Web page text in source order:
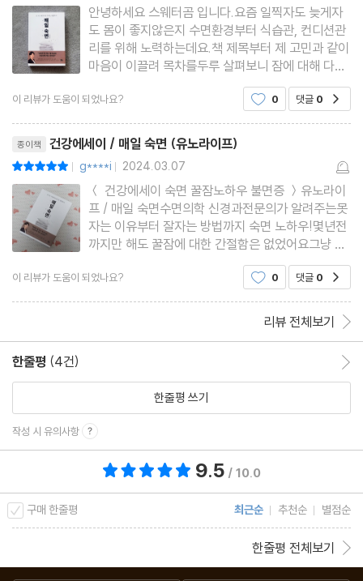
7장 매일 건강한 잠을 위한 수면 처방전
코를 골면 잘 잔다는 착각
다리가 불편해도 뇌의 문제, 하지불안증후군
잠에 예민한 사람을 위한 치료법
스트레스는 수면에도 치명적이다
불면증 환자들의 흔한 오류
감사의 글
참고 문헌
찾아보기
안녕하세요 스웨터곰 입니다.요즘 일찍자도 늦게자
도 몸이 좋지않은지 수면환경부터 식습관, 컨디션관
리를 위해 노력하는데요.책 제목부터 제 고민과 같이
마음이 이끌려 목차를두루 살펴보니 잠에 대해 다양
한 주제로 글을풀어쓰셨더라구요. 불면과 같은 것으
로 아직까지는고생하지 않기에 병원을 찾진 않고 있
어요. 저자는 수면의학
이 리뷰가 도움이 되었나요? 0 댓글 0
종이책 건강에세이 / 매일 숙면 (유노라이프)
| g****i | 2024.03.07
＜ 건강에세이 숙면 꿀잠노하우 불면증 ＞유노라이
프 / 매일 숙면수면의학 신경과전문의가 알려주는못
자는 이유부터 잘자는 방법까지 숙면 노하우!몇년전
까지만 해도 꿀잠에 대한 간절함은 없었어요그냥 잠
이 부족하면 낮에 자면 되는거고주말에 자면 되는거
지 밤잠 좀 못 잘 수 있는거지대수롭지 않게 여겼었
이 리뷰가 도움이 되었나요? 0 댓글 0
리뷰 전체보기
한줄평 (4건)
한줄평 쓰기
작성 시 유의사항
9.5 / 10.0
구매 한줄평 최근순 추천순 별점순
한줄평 전체보기